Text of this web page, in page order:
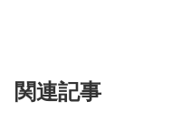
関連記事